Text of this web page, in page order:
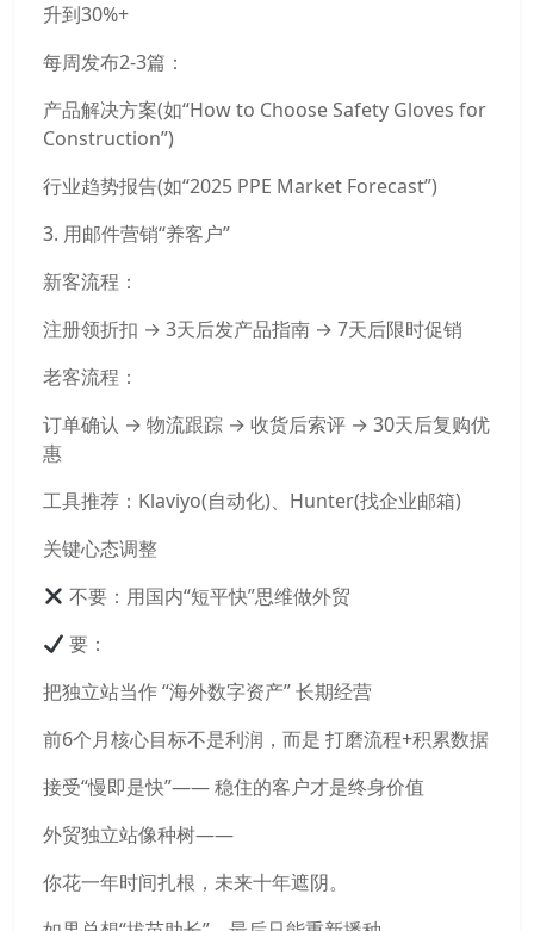
升到30%+
每周发布2-3篇：
产品解决方案(如“How to Choose Safety Gloves for
Construction”)
行业趋势报告(如“2025 PPE Market Forecast”)
3. 用邮件营销“养客户”
新客流程：
注册领折扣 → 3天后发产品指南 → 7天后限时促销
老客流程：
订单确认 → 物流跟踪 → 收货后索评 → 30天后复购优
惠
工具推荐：Klaviyo(自动化)、Hunter(找企业邮箱)
关键心态调整
不要：用国内“短平快”思维做外贸
要：
把独立站当作 “海外数字资产” 长期经营
前6个月核心目标不是利润，而是 打磨流程+积累数据
接受“慢即是快”—— 稳住的客户才是终身价值
外贸独立站像种树——
你花一年时间扎根，未来十年遮阴。